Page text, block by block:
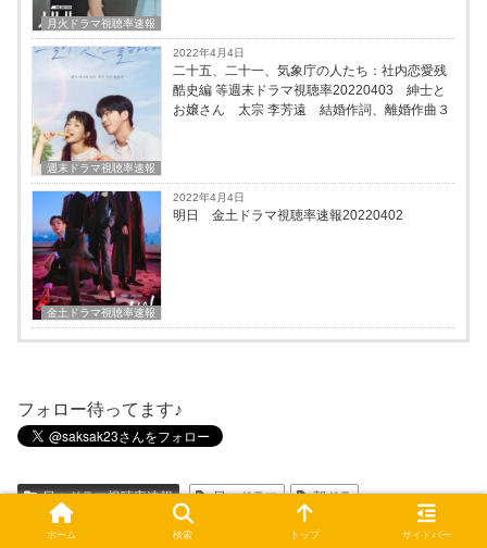
月火ドラマ視聴率速報
週末ドラマ視聴率速報
2022年4月4日
二十五、二十一、気象庁の人たち：社内恋愛残
酷史編 等週末ドラマ視聴率20220403 紳士と
お嬢さん 太宗 李芳遠 結婚作詞、離婚作曲３
金土ドラマ視聴率速報
2022年4月4日
明日 金土ドラマ視聴率速報20220402
フォロー待ってます♪
日々ドラマ視聴率速報 日々ドラマ 朝ドラ
ホーム 検索 トップ サイドバー